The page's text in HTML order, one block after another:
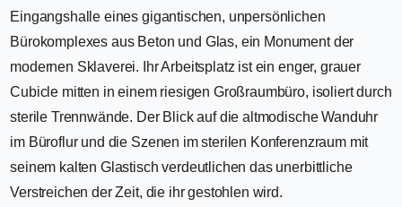
Eingangshalle eines gigantischen, unpersönlichen
Bürokomplexes aus Beton und Glas, ein Monument der
modernen Sklaverei. Ihr Arbeitsplatz ist ein enger, grauer
Cubicle mitten in einem riesigen Großraumbüro, isoliert durch
sterile Trennwände. Der Blick auf die altmodische Wanduhr
im Büroflur und die Szenen im sterilen Konferenzraum mit
seinem kalten Glastisch verdeutlichen das unerbittliche
Verstreichen der Zeit, die ihr gestohlen wird.